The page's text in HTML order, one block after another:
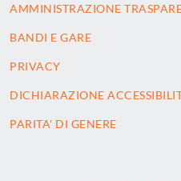
AMMINISTRAZIONE
BANDI E GARE
PRIVACY
DICHIARAZIONE
PARITA' DI GENERE